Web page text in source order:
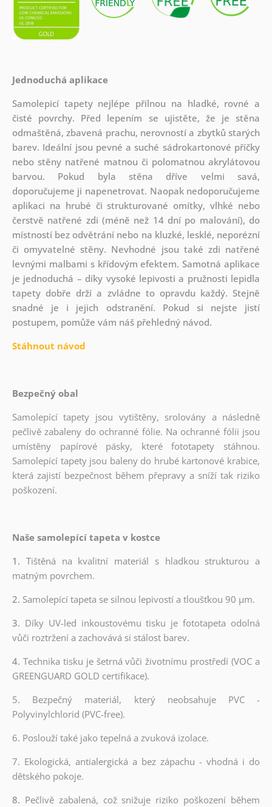
Jednoduchá aplikace
Samolepicí tapety nejlépe přilnou na hladké, rovné a
čisté povrchy. Před lepením se ujistěte, že je stěna
odmaštěná, zbavená prachu, nerovností a zbytků starých
barev. Ideální jsou pevné a suché sádrokartonové příčky
nebo stěny natřené matnou či polomatnou akrylátovou
barvou. Pokud byla stěna dříve velmi savá,
doporučujeme ji napenetrovat. Naopak nedoporučujeme
aplikaci na hrubé či strukturované omítky, vlhké nebo
čerstvě natřené zdi (méně než 14 dní po malování), do
místností bez odvětrání nebo na kluzké, lesklé, neporézní
či omyvatelné stěny. Nevhodné jsou také zdi natřené
levnými malbami s křídovým efektem. Samotná aplikace
je jednoduchá – díky vysoké lepivosti a pružnosti lepidla
tapety dobře drží a zvládne to opravdu každý. Stejně
snadné je i jejich odstranění. Pokud si nejste jistí
postupem, pomůže vám náš přehledný návod.
Stáhnout návod
Bezpečný obal
Samolepící tapety jsou vytištěny, srolovány a následně
pečlivě zabaleny do ochranné fólie. Na ochranné fólii jsou
umístěny papírové pásky, které fototapety stáhnou.
Samolepící tapety jsou baleny do hrubé kartonové krabice,
která zajistí bezpečnost během přepravy a sníží tak riziko
poškození.
Naše samolepící tapeta v kostce
1. Tištěná na kvalitní materiál s hladkou strukturou a
matným povrchem.
2. Samolepící tapeta se silnou lepivostí a tloušťkou 90 µm.
3. Díky UV-led inkoustovému tisku je fototapeta odolná
vůči roztržení a zachovává si stálost barev.
4. Technika tisku je šetrná vůči životnímu prostředí (VOC a
GREENGUARD GOLD certifikace).
5. Bezpečný materiál, který neobsahuje PVC -
Polyvinylchlorid (PVC-free).
6. Poslouží také jako tepelná a zvuková izolace.
7. Ekologická, antialergická a bez zápachu - vhodná i do
dětského pokoje.
8. Pečlivě zabalená, což snižuje riziko poškození během